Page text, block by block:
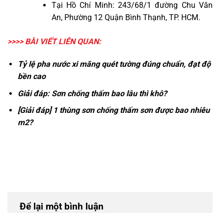
Tại Hồ Chí Minh: 243/68/1 đường Chu Văn
An, Phường 12 Quận Bình Thạnh, TP. HCM.
>>>> BÀI VIẾT LIÊN QUAN:
Tỷ lệ pha nước xi măng quét tườngđúng chuẩn, đạt độ
bền cao
Giải đáp: Sơn chống thấm bao lâu thì khô?
[Giải đáp] 1 thùng sơn chống thấm sơn được bao nhiêu
m2?
Để lại một bình luận